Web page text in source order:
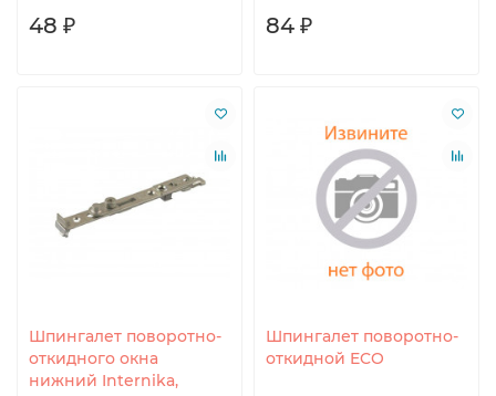
48 ₽ 84 ₽
Шпингалет поворотно-
откидного окна
нижний Internika,
Шпингалет поворотно-
откидной ECO